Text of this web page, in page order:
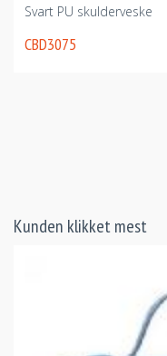
Svart PU skulderveske
CBD3075
Kunden klikket mest